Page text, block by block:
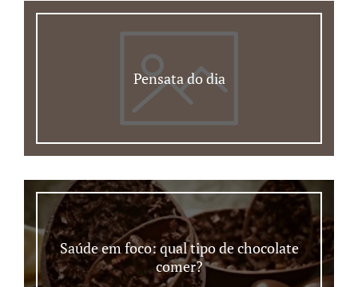
Pensata do dia
Saúde em foco: qual tipo de chocolate
comer?